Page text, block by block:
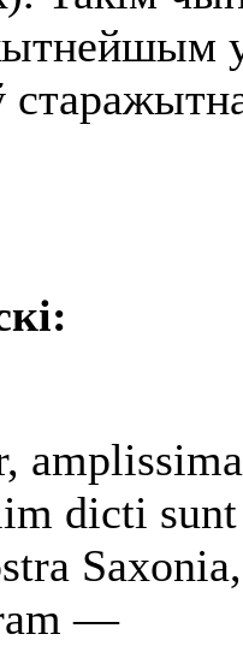
у
і:
dicti sunt
—